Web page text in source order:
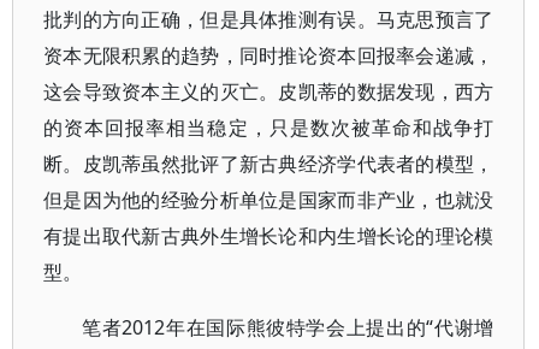
批判的方向正确，但是具体推测有误。马克思预言了
资本无限积累的趋势，同时推论资本回报率会递减，
这会导致资本主义的灭亡。皮凯蒂的数据发现，西方
的资本回报率相当稳定，只是数次被革命和战争打
断。皮凯蒂虽然批评了新古典经济学代表者的模型，
但是因为他的经验分析单位是国家而非产业，也就没
有提出取代新古典外生增长论和内生增长论的理论模
型。
笔者2012年在国际熊彼特学会上提出的“代谢增